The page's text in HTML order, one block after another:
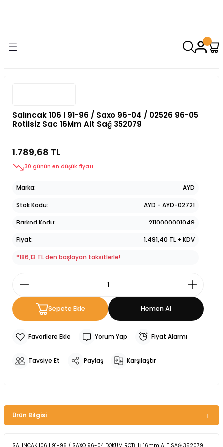
Salıncak 106 I 91-96 / Saxo 96-04 / 02526 96-05
Rotilsiz Sac 16Mm Alt Sağ 352079
1.789,68 TL
30 günün en düşük fiyatı
Marka AYD
Stok Kodu AYD - AYD-02721
Barkod Kodu 2110000001049
Fiyat 1.491,40 TL + KDV
*186,13 TL den başlayan taksitlerle!
Sepete Ekle Hemen Al
Yorum Yap Fiyat Alarmı
Tavsiye Et Paylaş Karşılaştır
Ürün Bilgisi
SALINCAK 106 I 91-96 / SAXO 96-04 DÖKÜM ROTİLLİ 16mm ALT SAĞ 352079